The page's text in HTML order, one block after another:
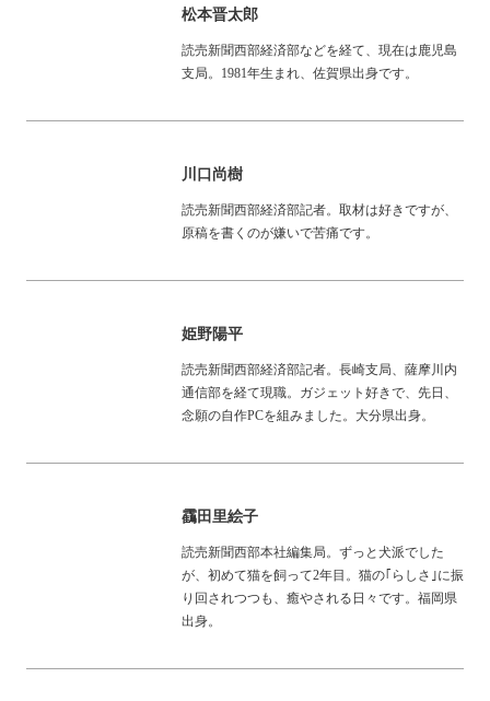
松本晋太郎
読売新聞西部経済部などを経て、現在は鹿児島
支局。1981年生まれ、佐賀県出身です。
川口尚樹
読売新聞西部経済部記者。取材は好きですが、
原稿を書くのが嫌いで苦痛です。
姫野陽平
読売新聞西部経済部記者。長崎支局、薩摩川内
通信部を経て現職。ガジェット好きで、先日、
念願の自作PCを組みました。大分県出身。
靍田里絵子
読売新聞西部本社編集局。ずっと犬派でした
が、初めて猫を飼って2年目。猫の｢らしさ｣に振
り回されつつも、癒やされる日々です。福岡県
出身。